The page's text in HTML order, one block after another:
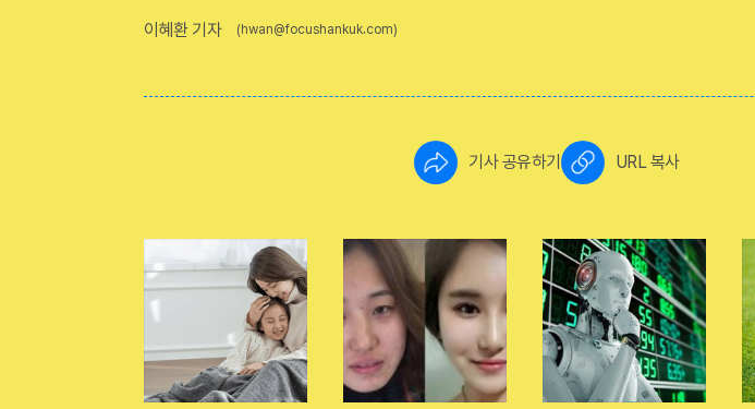
이혜환 기자 (hwan@focushankuk.com)
기사 공유하기 URL 복사